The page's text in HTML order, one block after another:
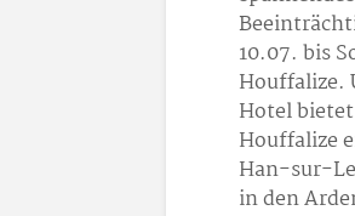
10.07. bis
Houffalize.
Hotel
Houffalize
Han-sur-
in den